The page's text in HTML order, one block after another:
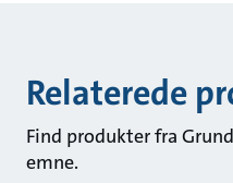
Relaterede
Find produkter fra
emne.